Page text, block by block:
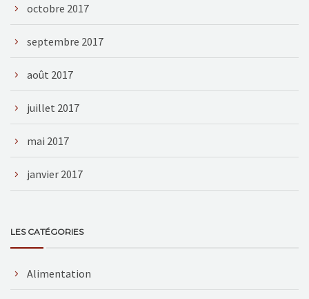
octobre 2017
septembre 2017
août 2017
juillet 2017
mai 2017
janvier 2017
LES CATÉGORIES
Alimentation